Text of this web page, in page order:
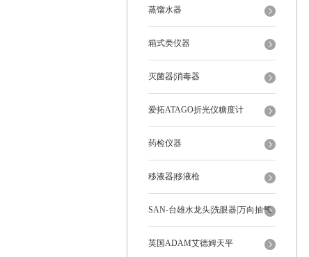
蒸馏水器
箱式类仪器
灭菌器|消毒器
爱拓ATAGO折光仪糖度计
药检仪器
移液器|移液枪
SAN-台雄水龙头|洗眼器|万向抽气
罩
英国ADAM艾德姆天平